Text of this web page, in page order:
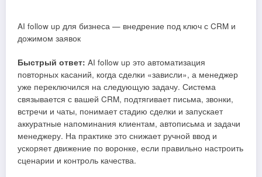
AI follow up для бизнеса — внедрение под ключ с CRM и
дожимом заявок
Быстрый ответ: AI follow up это автоматизация
повторных касаний, когда сделки «зависли», а менеджер
уже переключился на следующую задачу. Система
связывается с вашей CRM, подтягивает письма, звонки,
встречи и чаты, понимает стадию сделки и запускает
аккуратные напоминания клиентам, автописьма и задачи
менеджеру. На практике это снижает ручной ввод и
ускоряет движение по воронке, если правильно настроить
сценарии и контроль качества.